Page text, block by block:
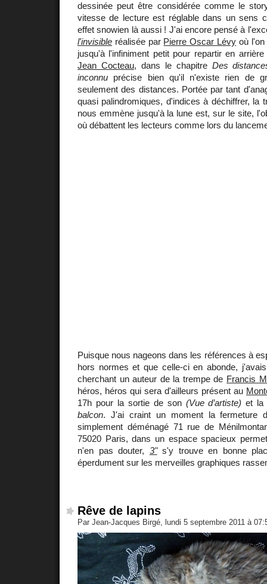
dessinée peut être considérée comme le
vitesse de lecture est réglable dans un sens
effet snowien là aussi ! J'ai encore pensé à
l'invisible réalisée par Pierre Oscar Lévy où
jusqu'à l'infiniment petit pour repartir en
Jean Cocteau, dans le chapitre Des
inconnu précise bien qu'il n'existe rien de
seulement des distances. Portée par tant
quasi palindromiques, d'indices à déchiffrer, la
nous emmène jusqu'à la lune est, sur le site,
où débattent les lecteurs comme lors du
Puisque nous nageons dans les références à
hors normes et que celle-ci en abonde,
cherchant un auteur de la trempe de Francis
héros, héros qui sera d'ailleurs présent au
17h pour la sortie de son (Vue d’artiste) et la
balcon. J'ai craint un moment la fermeture
simplement déménagé 71 rue de
75020 Paris, dans un espace spacieux
n'en pas douter, 3"s'y trouve en bonne
éperdument sur les merveilles graphiques
Rêve de lapins
Par Jean-Jacques Birgé, lundi 5 septembre 2011 à